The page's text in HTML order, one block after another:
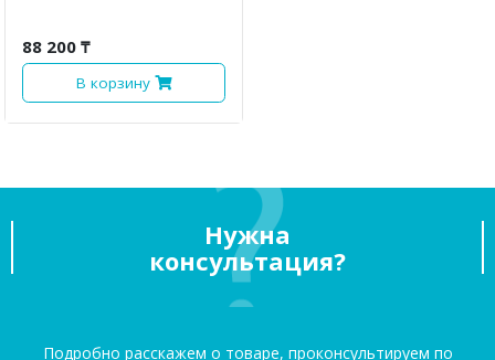
88 200 ₸
В корзину
Нужна
консультация?
Подробно расскажем о товаре, проконсультируем по